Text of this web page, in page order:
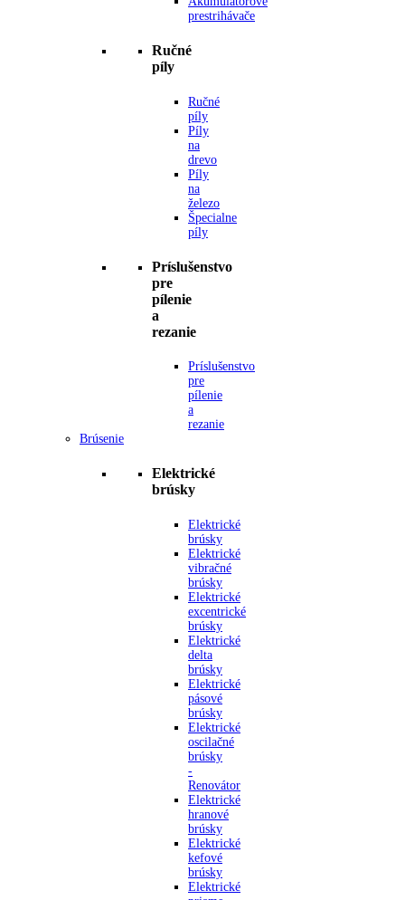
prestrihávače
Ručné
píly
Ručné
píly
Píly
na
drevo
Píly
na
železo
Špecialne
píly
Príslušenstvo
pre
pílenie
a
rezanie
Príslušenstvo
pre
pílenie
a
rezanie
Brúsenie
Elektrické
brúsky
Elektrické
brúsky
Elektrické
vibračné
brúsky
Elektrické
excentrické
brúsky
Elektrické
delta
brúsky
Elektrické
pásové
brúsky
Elektrické
oscilačné
brúsky
-
Renovátor
Elektrické
hranové
brúsky
Elektrické
kefové
brúsky
Elektrické